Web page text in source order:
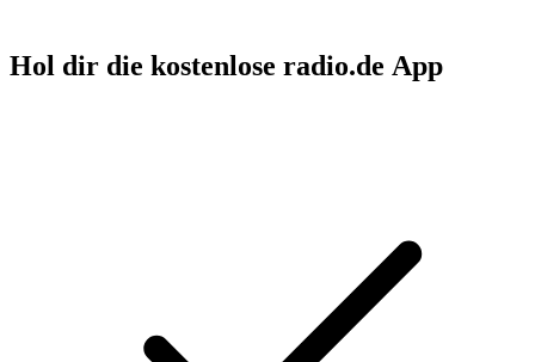
Hol dir die kostenlose radio.de App